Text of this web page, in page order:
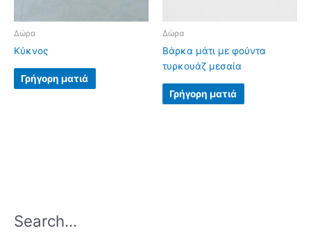
Δώρα
Κύκνος
Γρήγορη ματιά
Δώρα
Βάρκα μάτι με φούντα
τυρκουάζ μεσαία
Γρήγορη ματιά
Search…